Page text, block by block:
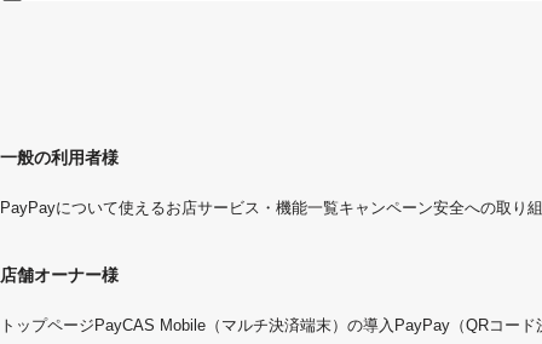
一般の利用者様
PayPayについて使えるお店サービス・機能一覧キャンペーン安全への取り
店舗オーナー様
トップページ PayCAS Mobile（マルチ決済端末）の導入 PayPay（QRコード